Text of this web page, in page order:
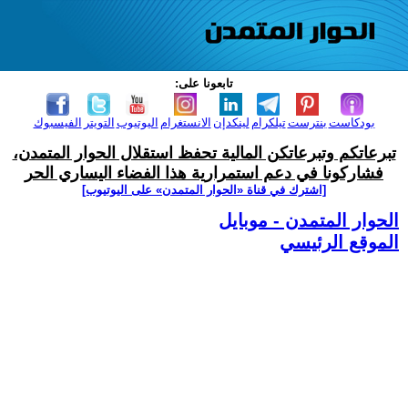
تابعونا على:
الفيسبوك التويتر اليوتيوب الانستغرام لينكدإن تيلكرامبنترست بودكاست
تبرعاتكم وتبرعاتكن المالية تحفظ استقلال الحوار المتمدن،
فشاركونا في دعم استمرارية هذا الفضاء اليساري الحر
[اشترك في قناة ‫«الحوار المتمدن» على اليوتيوب]
الحوار المتمدن - موبايل
الموقع الرئيسي